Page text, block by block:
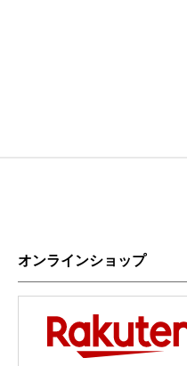
オンラインショップ